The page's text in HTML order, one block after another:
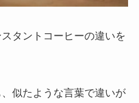
タントコーヒーの違いを
似たような言葉で違いが